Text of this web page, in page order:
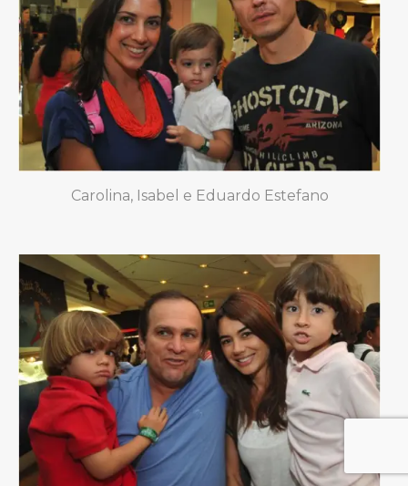
Carolina, Isabel e Eduardo Estefano